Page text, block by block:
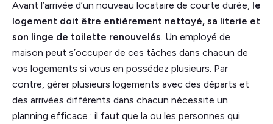
Avant l’arrivée d’un nouveau locataire de courte durée, le
logement doit être entièrement nettoyé, sa literie et
son linge de toilette renouvelés. Un employé de
maison peut s’occuper de ces tâches dans chacun de
vos logements si vous en possédez plusieurs. Par
contre, gérer plusieurs logements avec des départs et
des arrivées différents dans chacun nécessite un
planning efficace : il faut que la ou les personnes qui